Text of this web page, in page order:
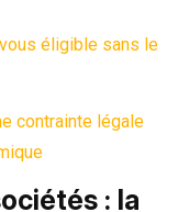
éligible sans le
contrainte légale
: la